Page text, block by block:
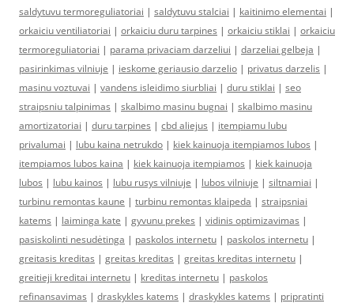
saldytuvu termoreguliatoriai | saldytuvu stalciai | kaitinimo elementai |
orkaiciu ventiliatoriai | orkaiciu duru tarpines | orkaiciu stiklai | orkaiciu
termoreguliatoriai | parama privaciam darzeliui | darzeliai gelbeja |
pasirinkimas vilniuje | ieskome geriausio darzelio | privatus darzelis |
masinu voztuvai | vandens isleidimo siurbliai | duru stiklai | seo
straipsniu talpinimas | skalbimo masinu bugnai | skalbimo masinu
amortizatoriai | duru tarpines | cbd aliejus | itempiamu lubu
privalumai | lubu kaina netrukdo | kiek kainuoja itempiamos lubos |
itempiamos lubos kaina | kiek kainuoja itempiamos | kiek kainuoja
lubos | lubu kainos | lubu rusys vilniuje | lubos vilniuje | siltnamiai |
turbinu remontas kaune | turbinu remontas klaipeda | straipsniai
katems | laiminga kate | gyvunu prekes | vidinis optimizavimas |
pasiskolinti nesudėtinga | paskolos internetu | paskolos internetu |
greitasis kreditas | greitas kreditas | greitas kreditas internetu |
greitieji kreditai internetu | kreditas internetu | paskolos
refinansavimas | draskykles katems | draskykles katems | pripratinti